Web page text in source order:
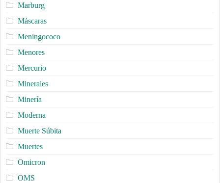
Marburg
Máscaras
Meningococo
Menores
Mercurio
Minerales
Minería
Moderna
Muerte Súbita
Muertes
Omicron
OMS